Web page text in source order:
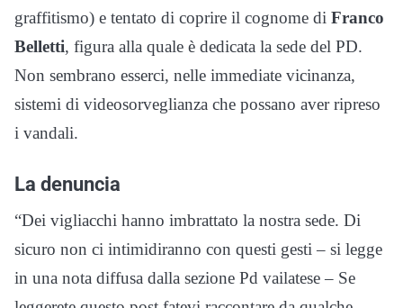
graffitismo) e tentato di coprire il cognome di Franco
Belletti, figura alla quale è dedicata la sede del PD.
Non sembrano esserci, nelle immediate vicinanza,
sistemi di videosorveglianza che possano aver ripreso
i vandali.
La denuncia
“Dei vigliacchi hanno imbrattato la nostra sede. Di
sicuro non ci intimidiranno con questi gesti – si legge
in una nota diffusa dalla sezione Pd vailatese – Se